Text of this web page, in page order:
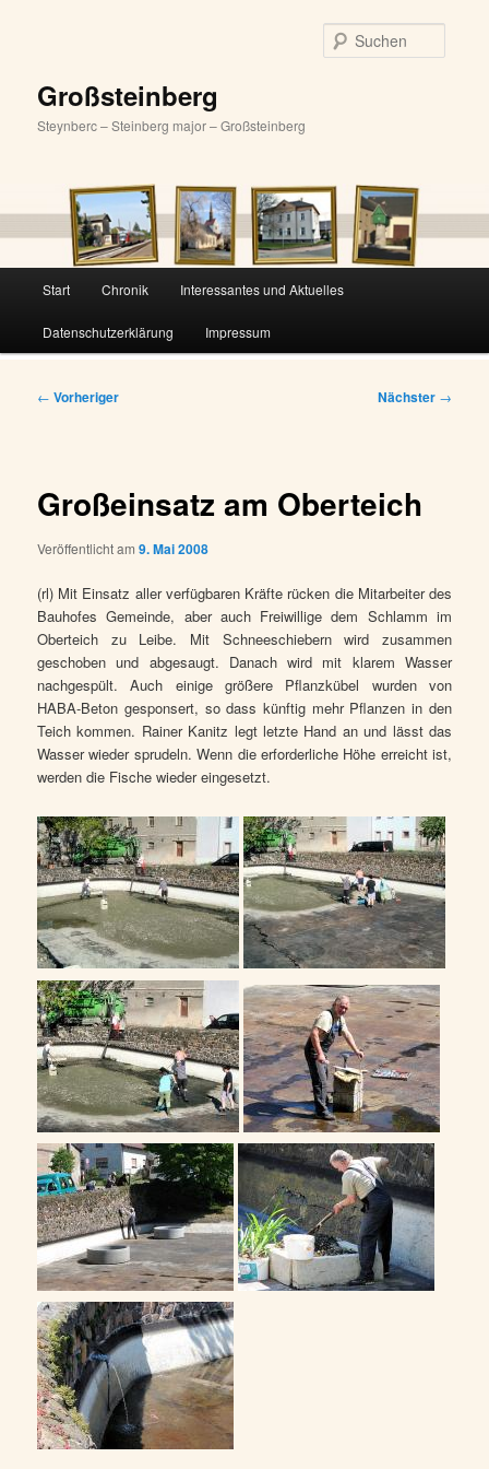
Großsteinberg
Steynberc – Steinberg major – Großsteinberg
Start Chronik Interessantes und Aktuelles
Datenschutzerklärung Impressum
Beitragsnavigation
← Vorheriger Nächster →
Großeinsatz am Oberteich
Veröffentlicht am9. Mai 2008
(rl) Mit Einsatz aller verfügbaren Kräfte rücken die Mitarbeiter des
Bauhofes Gemeinde, aber auch Freiwillige dem Schlamm im
Oberteich zu Leibe. Mit Schneeschiebern wird zusammen
geschoben und abgesaugt. Danach wird mit klarem Wasser
nachgespült. Auch einige größere Pflanzkübel wurden von
HABA-Beton gesponsert, so dass künftig mehr Pflanzen in den
Teich kommen. Rainer Kanitz legt letzte Hand an und lässt das
Wasser wieder sprudeln. Wenn die erforderliche Höhe erreicht ist,
werden die Fische wieder eingesetzt.